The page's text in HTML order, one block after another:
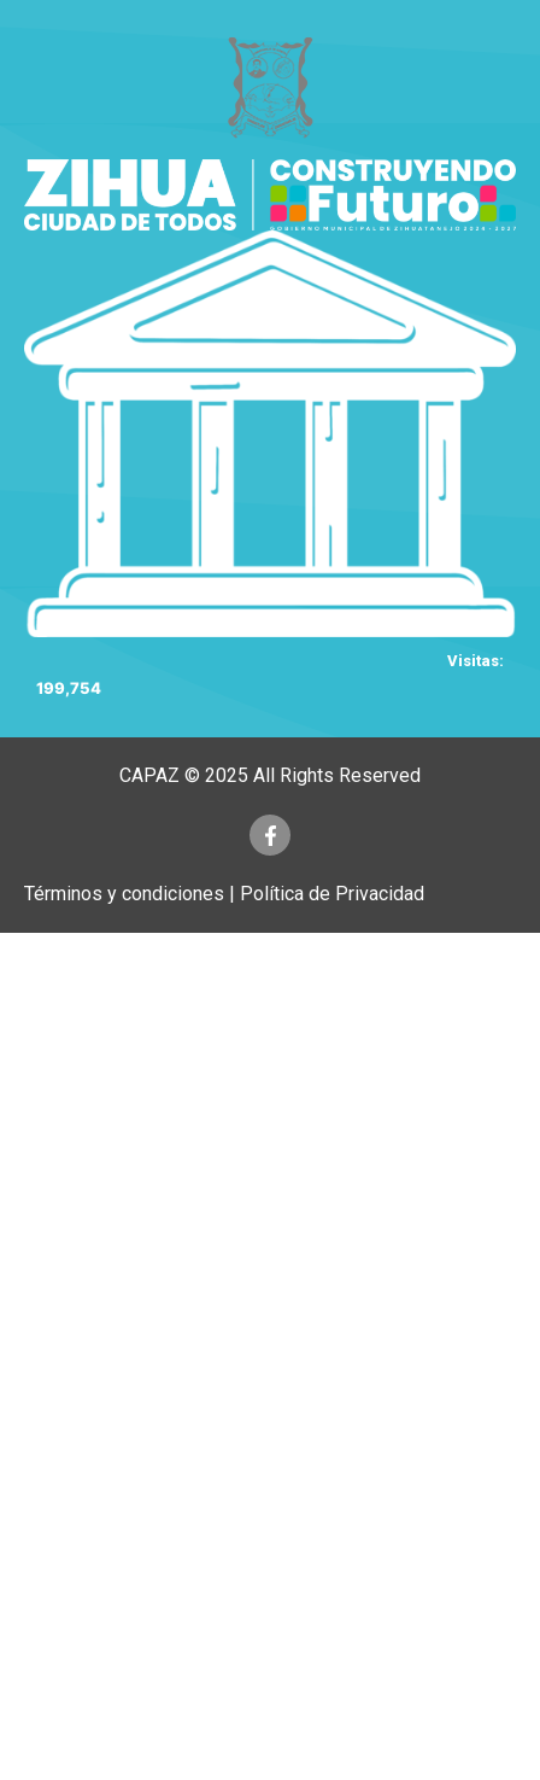
Visitas:
199,754
CAPAZ © 2025 All Rights Reserved
Términos y condiciones | Política de Privacidad